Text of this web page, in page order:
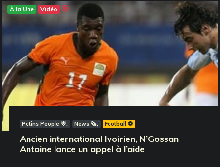
À la Une Vidéo
Potins People 🌟 News 🗞️ Football ⚽️
Ancien international Ivoirien, N’Gossan
Antoine lance un appel à l’aide